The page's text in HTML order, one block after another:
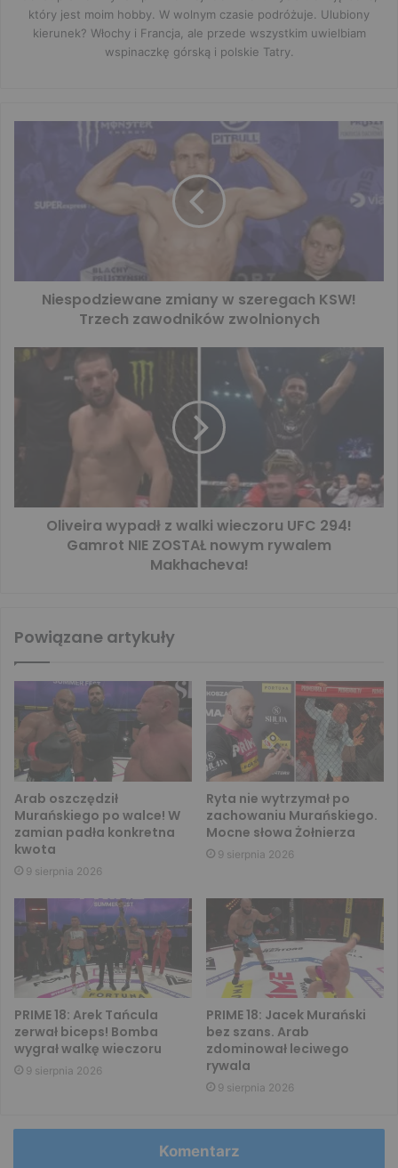
który jest moim hobby. W wolnym czasie podróżuje. Ulubiony
kierunek? Włochy i Francja, ale przede wszystkim uwielbiam
wspinaczkę górską i polskie Tatry.
Niespodziewane zmiany w szeregach KSW!
Trzech zawodników zwolnionych
Oliveira wypadł z walki wieczoru UFC 294!
Gamrot NIE ZOSTAŁ nowym rywalem
Makhacheva!
Powiązane artykuły
Arab oszczędził
Murańskiego po walce! W
zamian padła konkretna
kwota
9 sierpnia 2026
Ryta nie wytrzymał po
zachowaniu Murańskiego.
Mocne słowa Żołnierza
9 sierpnia 2026
PRIME 18: Arek Tańcula
zerwał biceps! Bomba
wygrał walkę wieczoru
9 sierpnia 2026
PRIME 18: Jacek Murański
bez szans. Arab
zdominował leciwego
rywala
9 sierpnia 2026
Komentarz